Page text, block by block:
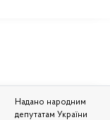
Надано народним
депутатам України